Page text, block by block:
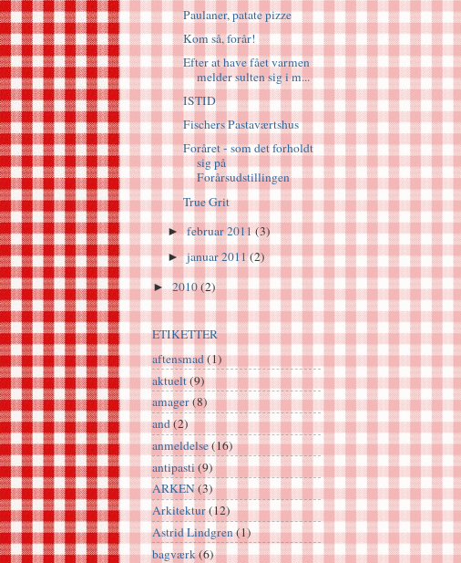
Paulaner, patate pizze
Kom så, forår!
Efter at have fået varmen
melder sulten sig i m...
ISTID
Fischers Pastaværtshus
Foråret - som det forholdt
sig på
Forårsudstillingen
True Grit
►februar 2011(3)
►januar 2011(2)
►2010(2)
ETIKETTER
aftensmad(1)
aktuelt(9)
amager(8)
and(2)
anmeldelse(16)
antipasti(9)
ARKEN(3)
Arkitektur(12)
Astrid Lindgren(1)
bagværk(6)